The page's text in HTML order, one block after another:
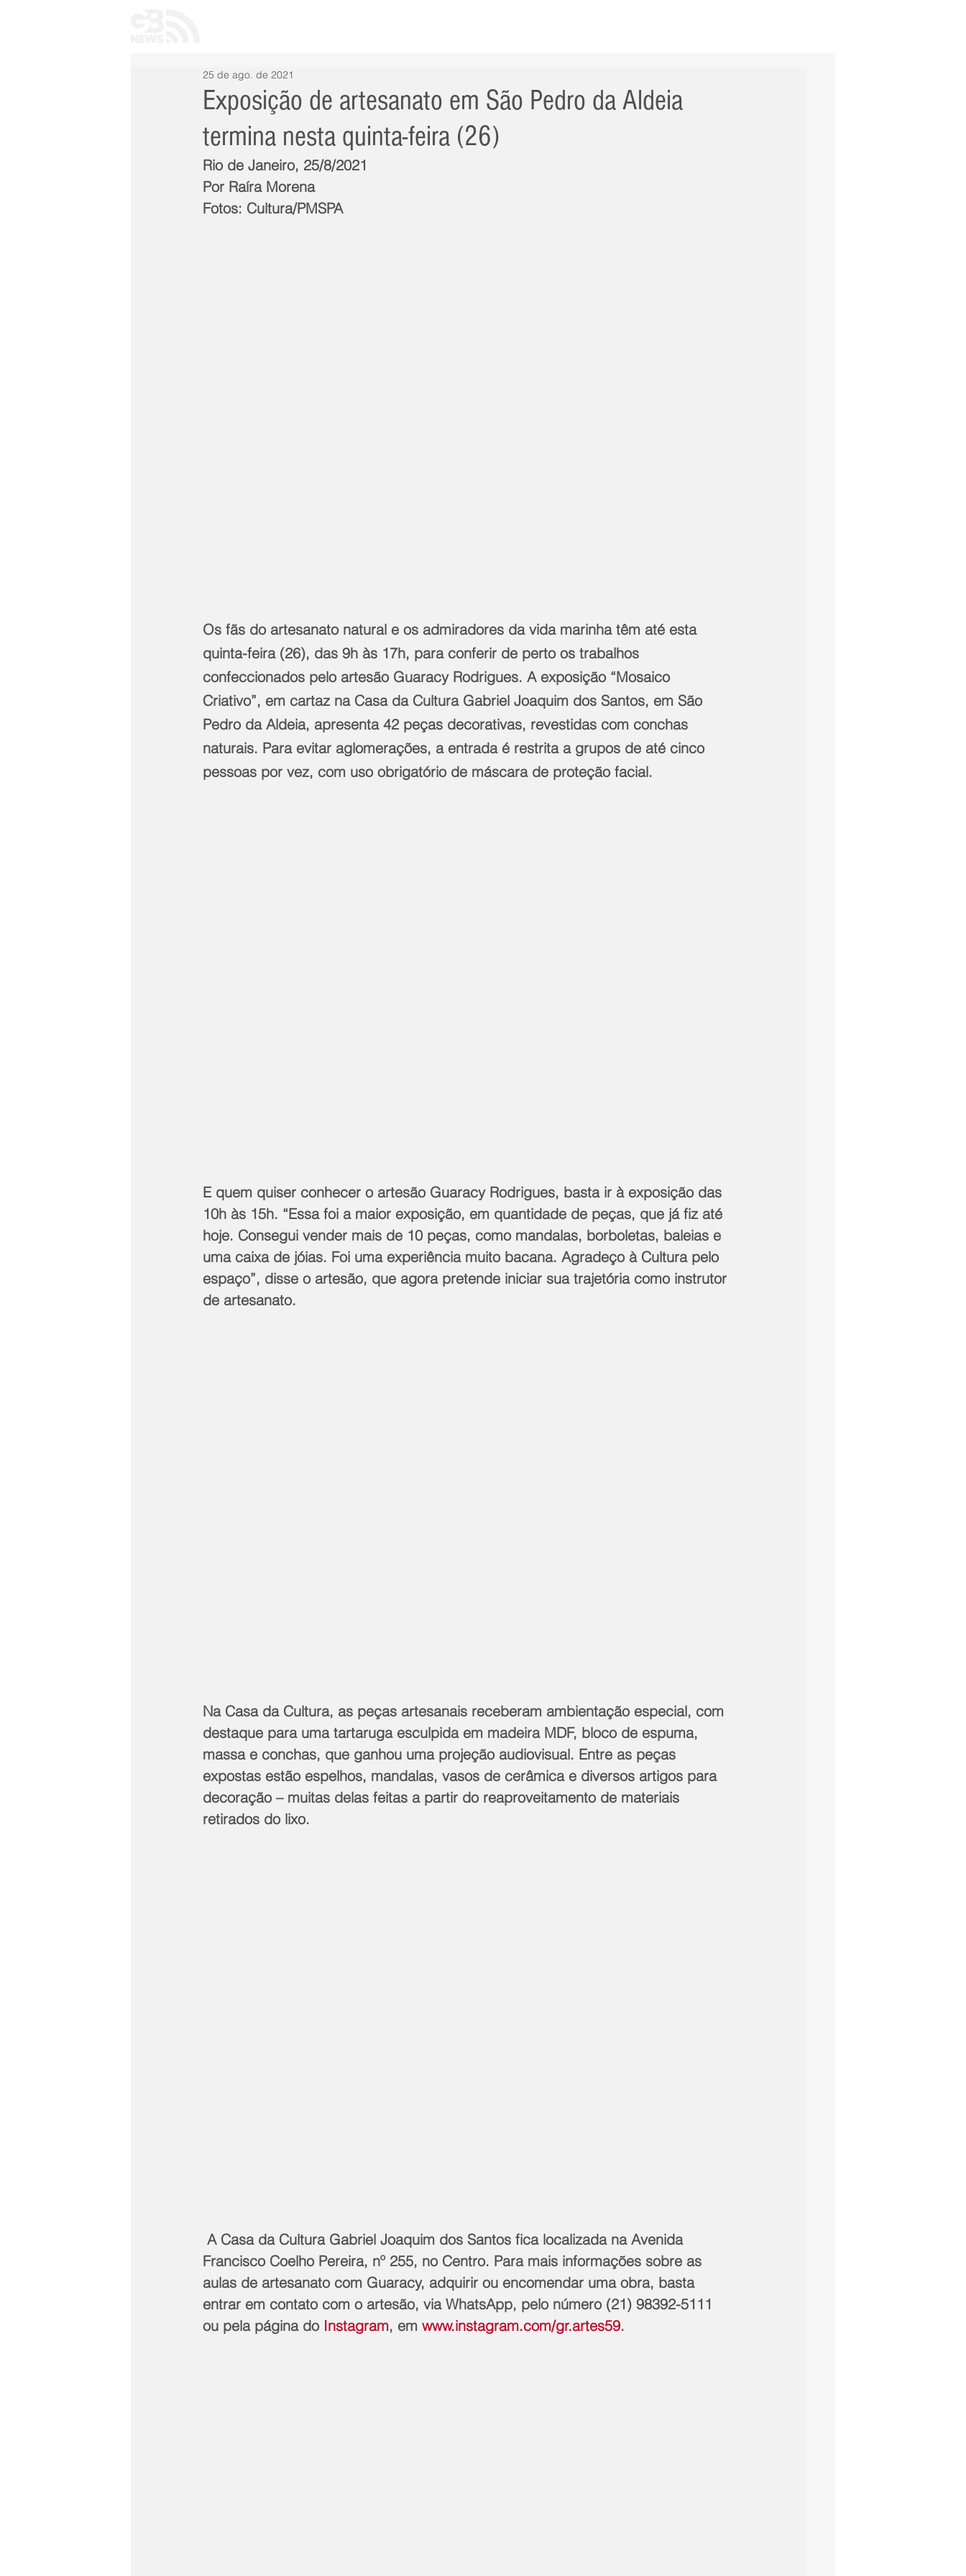
Exposição de artesanato em São Pedro da Aldeia
termina nesta quinta-feira (26)
25 de ago. de 2021
Rio de Janeiro, 25/8/2021
Por Raíra Morena
Fotos: Cultura/PMSPA
Os fãs do artesanato natural e os admiradores da vida marinha têm até esta
quinta-feira (26), das 9h às 17h, para conferir de perto os trabalhos
confeccionados pelo artesão Guaracy Rodrigues. A exposição “Mosaico
Criativo”, em cartaz na Casa da Cultura Gabriel Joaquim dos Santos, em São
Pedro da Aldeia, apresenta 42 peças decorativas, revestidas com conchas
naturais. Para evitar aglomerações, a entrada é restrita a grupos de até cinco
pessoas por vez, com uso obrigatório de máscara de proteção facial.
E quem quiser conhecer o artesão Guaracy Rodrigues, basta ir à exposição das
10h às 15h. “Essa foi a maior exposição, em quantidade de peças, que já fiz até
hoje. Consegui vender mais de 10 peças, como mandalas, borboletas, baleias e
uma caixa de jóias. Foi uma experiência muito bacana. Agradeço à Cultura pelo
espaço”, disse o artesão, que agora pretende iniciar sua trajetória como instrutor
de artesanato.
Na Casa da Cultura, as peças artesanais receberam ambientação especial, com
destaque para uma tartaruga esculpida em madeira MDF, bloco de espuma,
massa e conchas, que ganhou uma projeção audiovisual. Entre as peças
expostas estão espelhos, mandalas, vasos de cerâmica e diversos artigos para
decoração – muitas delas feitas a partir do reaproveitamento de materiais
retirados do lixo.
Francisco Coelho Pereira, nº 255, no Centro. Para mais informações sobre as
aulas de artesanato com Guaracy, adquirir ou encomendar uma obra, basta
entrar em contato com o artesão, via WhatsApp, pelo número (21) 98392-5111
ou pela página do Instagram, em www.instagram.com/gr.artes59.